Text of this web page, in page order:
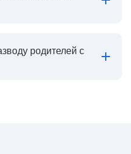
родителей с